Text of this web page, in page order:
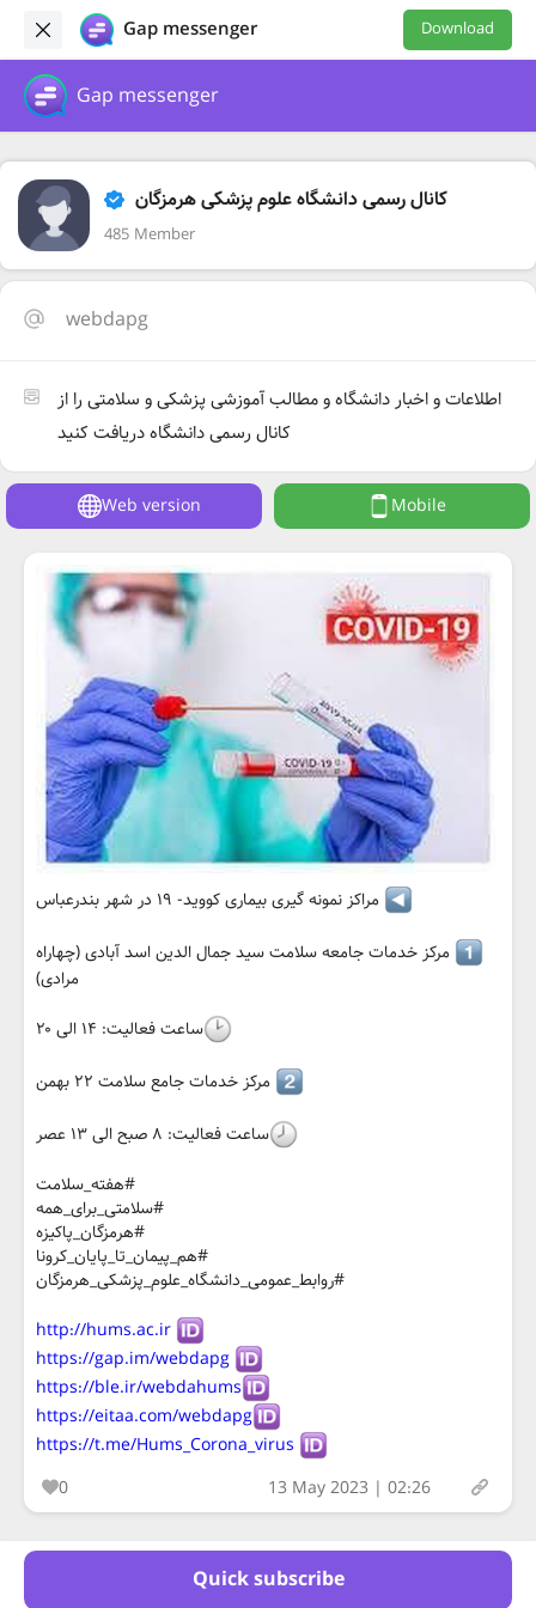
Gap messenger Download
Gap messenger
کانال رسمی دانشگاه علوم پزشکی هرمزگان
485 Member
webdapg
اطلاعات و اخبار دانشگاه و مطالب آموزشی پزشکی و سلامتی را از
کانال رسمی دانشگاه دریافت کنید
Quick subscribe
Web version Mobile
مراکز نمونه گیری بیماری کووید- ۱۹ در شهر بندرعباس
مرکز خدمات جامعه سلامت سید جمال الدین اسد آبادی (چهاراه
مرادی)
ساعت فعالیت: ۱۴ الی ۲۰
مرکز خدمات جامع سلامت ۲۲ بهمن
ساعت فعالیت: ۸ صبح الی ۱۳ عصر
#هفته_سلامت
#سلامتی_برای_همه
#هرمزگان_پاکیزه
#هم_پیمان_تا_پایان_کرونا
#روابط_عمومی_دانشگاه_علوم_پزشکی_هرمزگان
http://hums.ac.ir
https://gap.im/webdapg
https://ble.ir/webdahums
https://eitaa.com/webdapg
https://t.me/Hums_Corona_virus
0
13 May 2023 | 02:26